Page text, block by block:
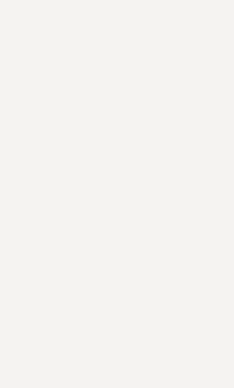
van deze stijlvolle